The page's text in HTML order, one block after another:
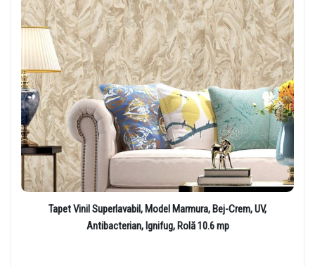
Tapet Vinil Superlavabil, Model Marmura, Bej-Crem, UV,
Antibacterian, Ignifug, Rolă 10.6 mp